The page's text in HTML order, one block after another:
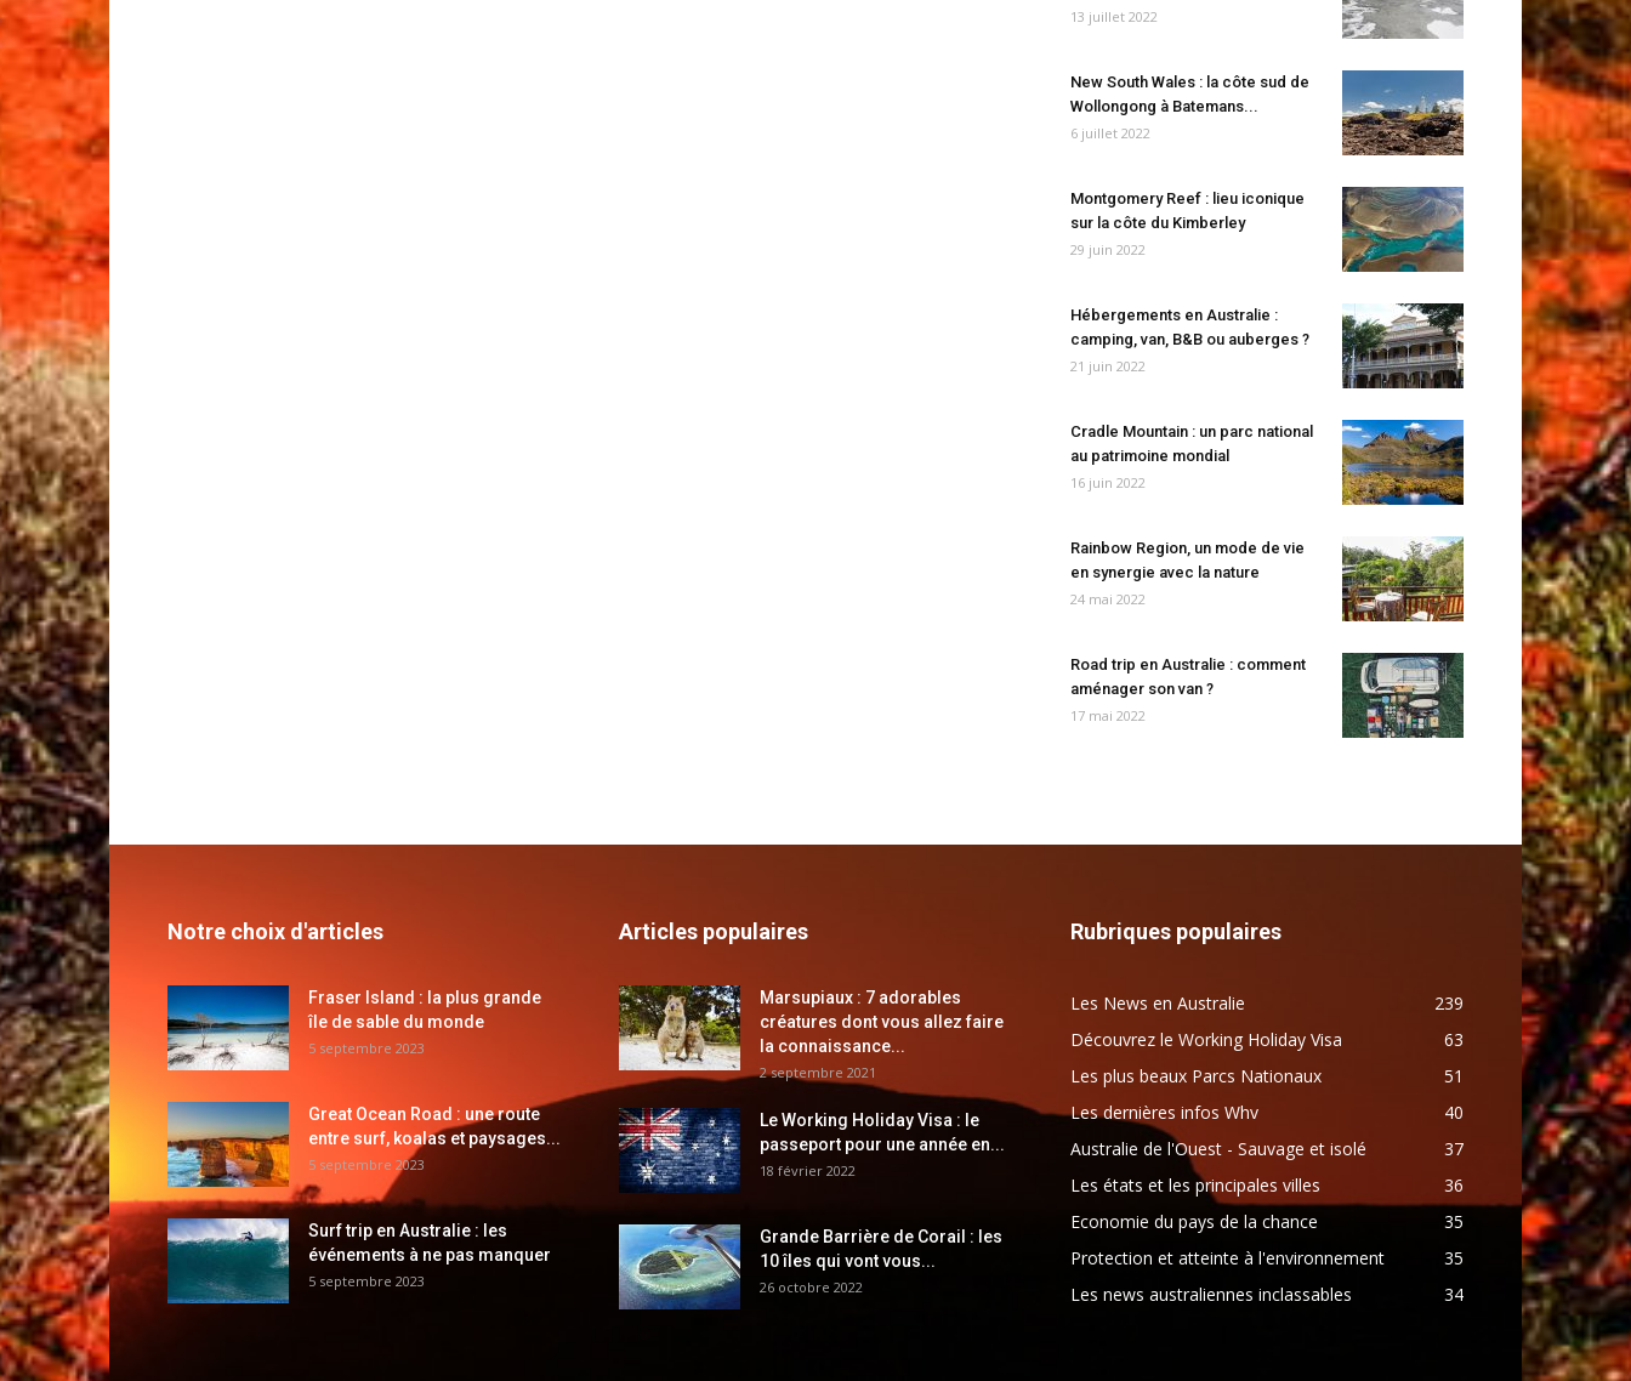
13 juillet 2022
New South Wales : la côte sud de
Wollongong à Batemans...
6 juillet 2022
Montgomery Reef : lieu iconique
sur la côte du Kimberley
29 juin 2022
Hébergements en Australie :
camping, van, B&B ou auberges ?
21 juin 2022
Cradle Mountain : un parc national
au patrimoine mondial
16 juin 2022
Rainbow Region, un mode de vie
en synergie avec la nature
24 mai 2022
Road trip en Australie : comment
aménager son van ?
17 mai 2022
Notre choix d'articles
Fraser Island : la plus grande
île de sable du monde
5 septembre 2023
Great Ocean Road : une route
entre surf, koalas et paysages...
5 septembre 2023
Surf trip en Australie : les
événements à ne pas manquer
5 septembre 2023
Articles populaires
Marsupiaux : 7 adorables
créatures dont vous allez faire
la connaissance...
2 septembre 2021
Le Working Holiday Visa : le
passeport pour une année en...
18 février 2022
Grande Barrière de Corail : les
10 îles qui vont vous...
26 octobre 2022
Rubriques populaires
Les News en Australie
239
Découvrez le Working Holiday Visa
63
Les plus beaux Parcs Nationaux
51
Les dernières infos Whv
40
Australie de l'Ouest - Sauvage et isolé
37
Les états et les principales villes
36
Economie du pays de la chance
35
Protection et atteinte à l'environnement
35
Les news australiennes inclassables
34